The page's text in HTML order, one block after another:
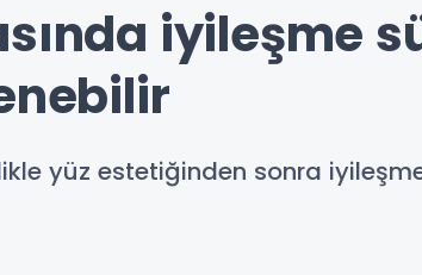
iyileşme
yüz estetiğinden sonra